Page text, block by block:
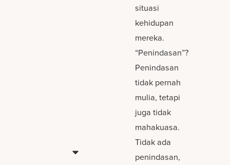
situasi
kehidupan
mereka.
“Penindasan”?
Penindasan
tidak pernah
mulia, tetapi
juga tidak
mahakuasa.
Tidak ada
penindasan,